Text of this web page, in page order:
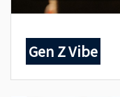
Gen Z Vibe